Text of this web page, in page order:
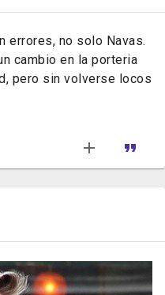
errores, no solo Navas.
cambio en la porteria
pero sin volverse locos